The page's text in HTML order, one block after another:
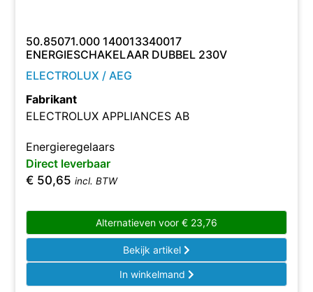
50.85071.000 140013340017
ENERGIESCHAKELAAR DUBBEL 230V
ELECTROLUX / AEG
Fabrikant
ELECTROLUX APPLIANCES AB
Energieregelaars
Direct leverbaar
€ 50,65 incl. BTW
Alternatieven voor € 23,76
Bekijk artikel
In winkelmand